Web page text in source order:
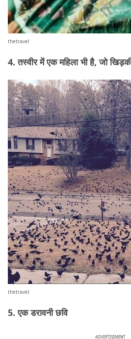
thetravel
4. तस्वीर में एक महिला भी है, जो
thetravel
5. एक डरावनी छवि
ADVERTISEMENT